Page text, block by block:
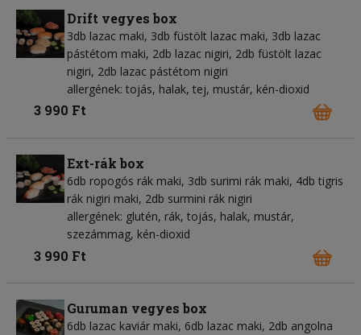
Drift vegyes box
3db lazac maki, 3db füstölt lazac maki, 3db lazac
pástétom maki, 2db lazac nigiri, 2db füstölt lazac
nigiri, 2db lazac pástétom nigiri
allergének: tojás, halak, tej, mustár, kén-dioxid
3 990 Ft
Ext-rák box
6db ropogós rák maki, 3db surimi rák maki, 4db tigris
rák nigiri maki, 2db surmini rák nigiri
allergének: glutén, rák, tojás, halak, mustár,
szezámmag, kén-dioxid
3 990 Ft
Guruman vegyes box
6db lazac kaviár maki, 6db lazac maki, 2db angolna